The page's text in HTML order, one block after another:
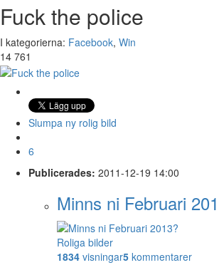
Fuck the police
I kategorierna: Facebook, Win
14 761
Slumpa ny rolig bild
6
Publicerades: 2011-12-19 14:00
Minns ni Februari
Roliga bilder
1834 visningar5 kommentarer